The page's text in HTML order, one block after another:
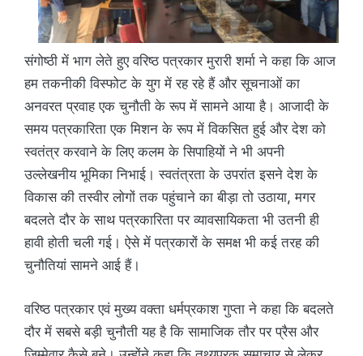
संगोष्ठी में भाग लेते हुए वरिष्ठ पत्रकार मुरारी शर्मा ने कहा कि आज
हम तकनीकी विस्फोट के युग में रह रहे हैं और सूचनाओं का
अनवरत प्रवाह एक चुनौती के रूप में सामने आया है। आजादी के
समय पत्रकारिता एक मिशन के रूप में विकसित हुई और देश को
स्वतंत्र करवाने के लिए कलम के सिपाहियों ने भी अपनी
उल्लेखनीय भूमिका निभाई। स्वतंत्रता के उपरांत इसने देश के
विकास की तस्वीर लोगों तक पहुंचाने का बीड़ा तो उठाया, मगर
बदलते दौर के साथ पत्रकारिता पर व्यावसायिकता भी उतनी ही
हावी होती चली गई। ऐसे में पत्रकारों के समक्ष भी कई तरह की
चुनौतियां सामने आई हैं।
वरिष्ठ पत्रकार एवं मुख्य वक्ता धर्मप्रकाश गुप्ता ने कहा कि बदलते
दौर में सबसे बड़ी चुनौती यह है कि सामाजिक तौर पर प्रैस और